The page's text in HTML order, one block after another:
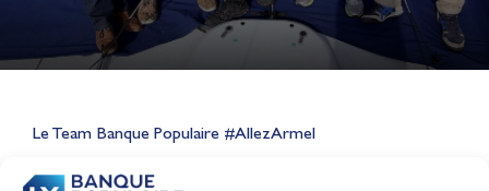
Le Team Banque Populaire #AllezArmel
Lauriane Nolot en or à Long
Jeux Olympiques 2028